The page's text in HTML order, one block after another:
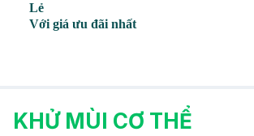
Lẻ
Với giá ưu đãi nhất
KHỬ MÙI CƠ THỂ